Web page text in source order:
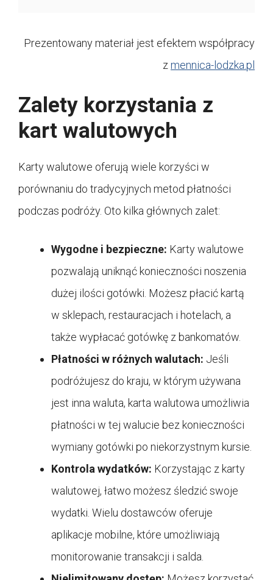
Prezentowany materiał jest efektem współpracy
z mennica-lodzka.pl
Zalety korzystania z
kart walutowych
Karty walutowe oferują wiele korzyści w
porównaniu do tradycyjnych metod płatności
podczas podróży. Oto kilka głównych zalet:
Wygodne i bezpieczne: Karty walutowe
pozwalają uniknąć konieczności noszenia
dużej ilości gotówki. Możesz płacić kartą
w sklepach, restauracjach i hotelach, a
także wypłacać gotówkę z bankomatów.
Płatności w różnych walutach: Jeśli
podróżujesz do kraju, w którym używana
jest inna waluta, karta walutowa umożliwia
płatności w tej walucie bez konieczności
wymiany gotówki po niekorzystnym kursie.
Kontrola wydatków: Korzystając z karty
walutowej, łatwo możesz śledzić swoje
wydatki. Wielu dostawców oferuje
aplikacje mobilne, które umożliwiają
monitorowanie transakcji i salda.